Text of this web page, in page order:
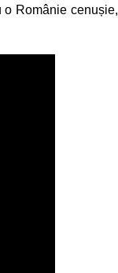
o Românie cenușie,